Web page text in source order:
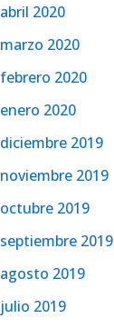
abril 2020
marzo 2020
febrero 2020
enero 2020
diciembre 2019
noviembre 2019
octubre 2019
septiembre 2019
agosto 2019
julio 2019